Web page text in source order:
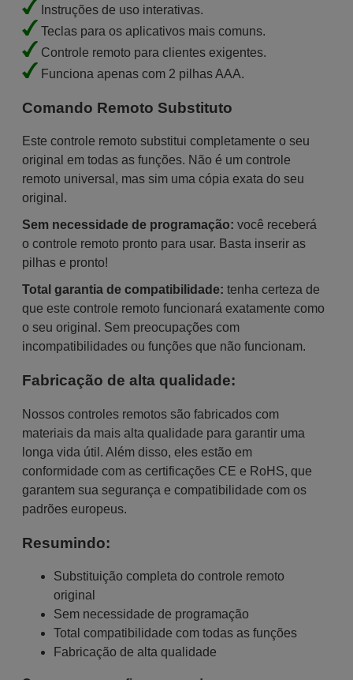
Instruções de uso interativas.
Teclas para os aplicativos mais comuns.
Controle remoto para clientes exigentes.
Funciona apenas com 2 pilhas AAA.
Comando Remoto Substituto
Este controle remoto substitui completamente o seu
original em todas as funções. Não é um controle
remoto universal, mas sim uma cópia exata do seu
original.
Sem necessidade de programação: você receberá
o controle remoto pronto para usar. Basta inserir as
pilhas e pronto!
Total garantia de compatibilidade: tenha certeza de
que este controle remoto funcionará exatamente como
o seu original. Sem preocupações com
incompatibilidades ou funções que não funcionam.
Fabricação de alta qualidade:
Nossos controles remotos são fabricados com
materiais da mais alta qualidade para garantir uma
longa vida útil. Além disso, eles estão em
conformidade com as certificações CE e RoHS, que
garantem sua segurança e compatibilidade com os
padrões europeus.
Resumindo:
Substituição completa do controle remoto
original
Sem necessidade de programação
Total compatibilidade com todas as funções
Fabricação de alta qualidade